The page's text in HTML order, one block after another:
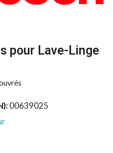
pour Lave-Linge
00639025